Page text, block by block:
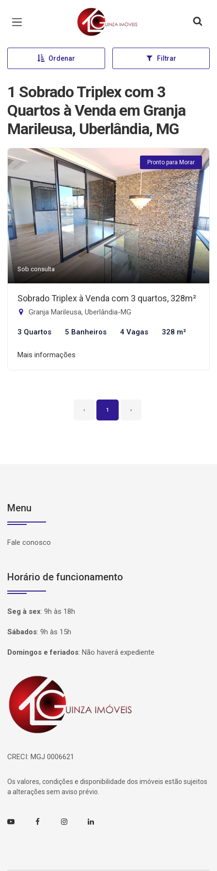
Página inicial
Ordenar Filtrar
1 Sobrado Triplex com 3
Quartos à Venda em Granja
Marileusa, Uberlândia, MG
Pronto para Morar
Sob consulta
Sobrado Triplex à Venda com 3 quartos, 328m²
Granja Marileusa, Uberlândia-MG
3 Quartos 5 Banheiros 4 Vagas 328 m²
Mais informações
‹ 1 ›
Menu
Fale conosco
Horário de funcionamento
Seg à sex: 9h às 18h
Sábados: 9h às 15h
Domingos e feriados: Não haverá expediente
Página inicial
CRECI: MGJ 0006621
Os valores, condições e disponibilidade dos imóveis estão sujeitos
a alterações sem aviso prévio.
Youtube FacebookInstagramLinkedin